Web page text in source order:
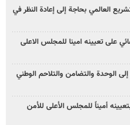
العالمي بحاجة إلى إعادة النظر في
على تعيينه امينا للمجلس الاعلى
الوحدة والتضامن والتلاحم الوطني
أميناً للمجلس الأعلى للأمن